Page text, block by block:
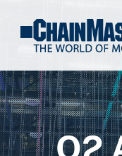
O2